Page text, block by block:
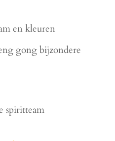
en kleuren
gong bijzondere
spiritteam